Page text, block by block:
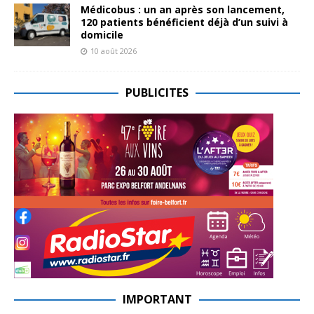
Médicobus : un an après son lancement,
120 patients bénéficient déjà d’un suivi à
domicile
10 août 2026
PUBLICITES
IMPORTANT